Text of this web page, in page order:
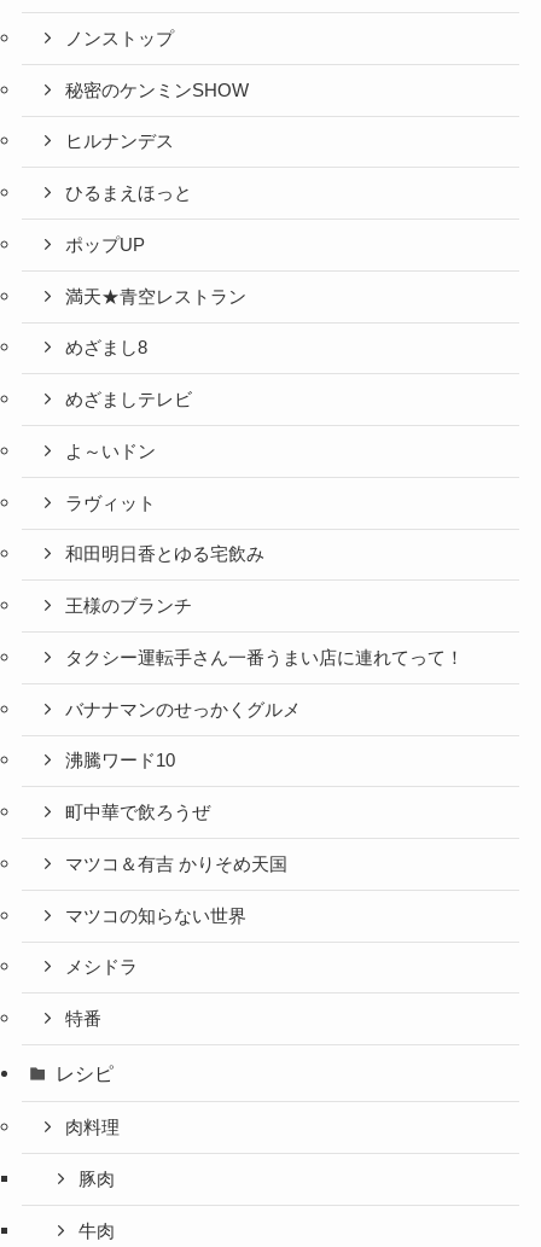
ノンストップ
秘密のケンミンSHOW
ヒルナンデス
ひるまえほっと
ポップUP
満天★青空レストラン
めざまし8
めざましテレビ
よ～いドン
ラヴィット
和田明日香とゆる宅飲み
王様のブランチ
タクシー運転手さん一番うまい店に連れてって！
バナナマンのせっかくグルメ
沸騰ワード10
町中華で飲ろうぜ
マツコ＆有吉 かりそめ天国
マツコの知らない世界
メシドラ
特番
レシピ
肉料理
豚肉
牛肉